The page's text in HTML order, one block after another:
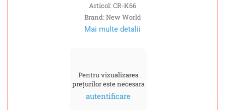
Articol: CR-K66
Brand: New World
Mai multe detalii
Pentru vizualizarea
prețurilor este necesara
autentificare